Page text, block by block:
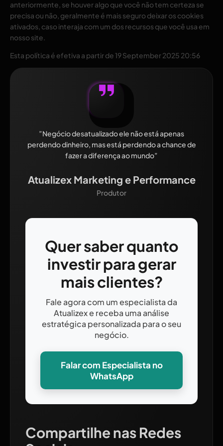
anteriormente, se houver algo que você não tem certeza se
precisa ou não, geralmente é mais seguro deixar os cookies
ativados, caso interaja com um dos recursos que você usa em
nosso site.
Esta política é efetiva a partir de 19 September 2025 20:56
”Negócio desatualizado ele não está apenas
perdendo dinheiro, mas está perdendo a chance de
fazer a diferença ao mundo”
Atualizex Marketing e Performance
Produtor
Quer saber quanto
investir para gerar
mais clientes?
Fale agora com um especialista da
Atualizex e receba uma análise
estratégica personalizada para o seu
negócio.
Falar com Especialista no
WhatsApp
Compartilhe nas Redes